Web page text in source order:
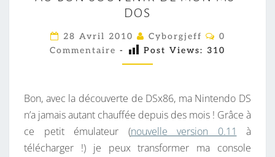
B
O
N
S
U
V
E
N
DOS
28 Avril 2010 Cyborgjeff
C
M
A
I
R
E
0
Commentaire - Post Views: 310
Bon, avec la découverte de DSx86, ma Nintendo DS
n’a jamais autant chauffée depuis des mois ! Grâce à
ce petit émulateur (nouvelle version 0.11
à
télécharger !) je peux transformer ma console